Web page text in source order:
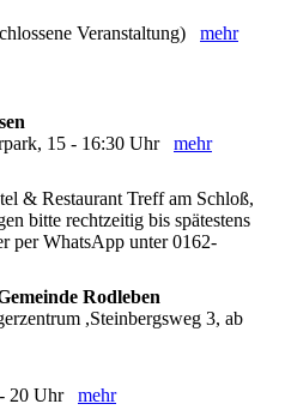
Veranstaltung) mehr
15 - 16:30 Uhr mehr
& Restaurant Treff am Schloß,
bitte rechtzeitig bis spätestens
per WhatsApp unter 0162-
Rodleben
,Steinbergsweg 3, ab
20 Uhr mehr